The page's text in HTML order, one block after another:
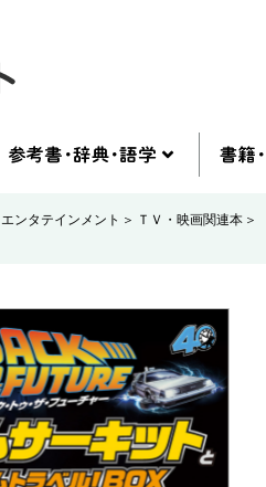
エンタテインメント ＴＶ・映画関連本